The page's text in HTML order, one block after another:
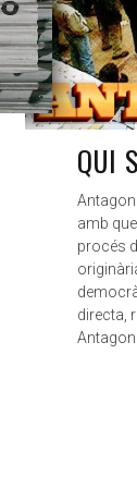
QUI
amb
procés
directa,